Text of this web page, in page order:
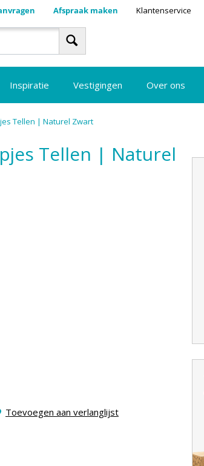
Afspraak maken Klantenservice
Inspiratie Vestigingen Over ons
Tellen | Naturel Zwart
Tellen | Naturel
Toevoegen aan verlanglijst